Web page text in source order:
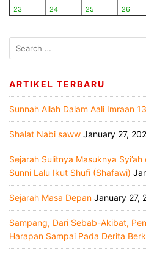
23 24 25 26
ARTIKEL TERBARU
Sunnah Allah Dalam Aali Imraan
Shalat Nabi saww January 27,
Sejarah Sulitnya Masuknya
Sunni Lalu Ikut Shufi (Shafawi)
Sejarah Masa Depan January 27,
Sampang, Dari Sebab-Akibat,
Harapan Sampai Pada Derita